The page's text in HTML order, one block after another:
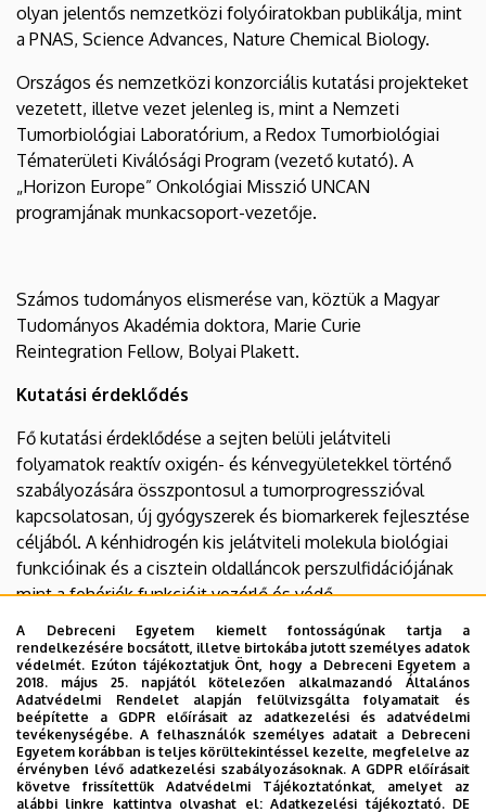
olyan jelentős nemzetközi folyóiratokban publikálja, mint
a PNAS, Science Advances, Nature Chemical Biology.
Országos és nemzetközi konzorciális kutatási projekteket
vezetett, illetve vezet jelenleg is, mint a Nemzeti
Tumorbiológiai Laboratórium, a Redox Tumorbiológiai
Tématerületi Kiválósági Program (vezető kutató). A
„Horizon Europe” Onkológiai Misszió UNCAN
programjának munkacsoport-vezetője.
Számos tudományos elismerése van, köztük a Magyar
Tudományos Akadémia doktora, Marie Curie
Reintegration Fellow, Bolyai Plakett.
Kutatási érdeklődés
Fő kutatási érdeklődése a sejten belüli jelátviteli
folyamatok reaktív oxigén- és kénvegyületekkel történő
szabályozására összpontosul a tumorprogresszióval
kapcsolatosan, új gyógyszerek és biomarkerek fejlesztése
céljából. A kénhidrogén kis jelátviteli molekula biológiai
funkcióinak és a cisztein oldalláncok perszulfidációjának
mint a fehérjék funkcióit vezérlő és védő
poszttranszlációs módosulatok tématerületeinek egyik
úttörője.
Testületi és bizottsági tagság
Választott rendes tagja az Európai Rákkutatási
Akadémiának, Magyarország delegáltja a WHO
Nemzetközi Rákkutató Szervezet IARC Tudományos
A Debreceni Egyetem kiemelt fontosságúnak tartja a
rendelkezésére bocsátott, illetve birtokába jutott személyes adatok
védelmét. Ezúton tájékoztatjuk Önt, hogy a Debreceni Egyetem a
2018. május 25. napjától kötelezően alkalmazandó Általános
Adatvédelmi Rendelet alapján felülvizsgálta folyamatait és
beépítette a GDPR előírásait az adatkezelési és adatvédelmi
tevékenységébe. A felhasználók személyes adatait a Debreceni
Egyetem korábban is teljes körültekintéssel kezelte, megfelelve az
érvényben lévő adatkezelési szabályozásoknak. A GDPR előírásait
követve frissítettük Adatvédelmi Tájékoztatónkat, amelyet az
alábbi linkre kattintva olvashat el:Adatkezelési tájékoztató. DE